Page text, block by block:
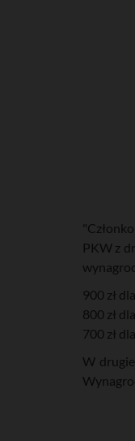
PKW z
900 zł
800 zł
700 zł
W